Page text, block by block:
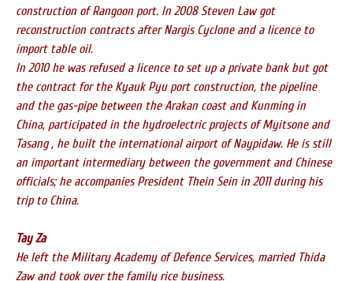
construction of Rangoon port. In 2008 Steven Law got
reconstruction contracts after Nargis Cyclone and a licence to
import table oil.
In 2010 he was refused a licence to set up a private bank but got
the contract for the Kyauk Pyu port construction, the pipeline
and the gas-pipe between the Arakan coast and Kunming in
China, participated in the hydroelectric projects of Myitsone and
Tasang , he built the international airport of Naypidaw. He is still
an important intermediary between the government and Chinese
officials; he accompanies President Thein Sein in 2011 during his
trip to China.
Tay Za
He left the Military Academy of Defence Services, married Thida
Zaw and took over the family rice business.